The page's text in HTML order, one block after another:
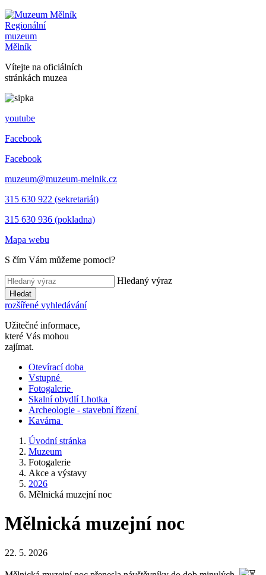
Regionální
muzeum
Mělník
Vítejte na oficiálních
stránkách muzea
youtube
Facebook
Facebook
muzeum@muzeum-melnik.cz
315 630 922 (sekretariát)
315 630 936 (pokladna)
Mapa webu
S čím Vám můžeme pomoci?
Hledaný výraz
Hledat
rozšířené vyhledávání
Užitečné informace,
které Vás mohou
zajímat.
Otevírací doba
Vstupné
Fotogalerie
Skalní obydlí Lhotka
Archeologie - stavební řízení
Kavárna
Úvodní stránka
Muzeum
Fotogalerie
Akce a výstavy
2026
Mělnická muzejní noc
Mělnická muzejní noc
22. 5. 2026